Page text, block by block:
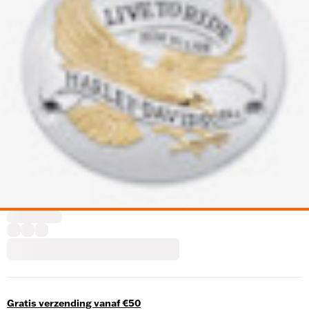
Gratis verzending vanaf €50